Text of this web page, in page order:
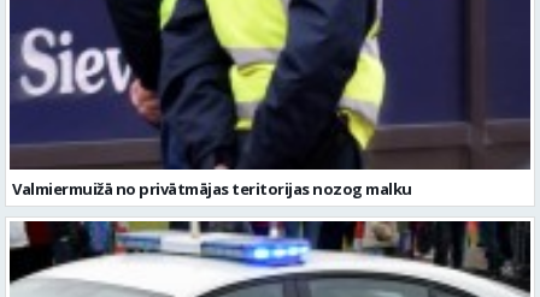
Valmiermuižā no privātmājas teritorijas nozog malku